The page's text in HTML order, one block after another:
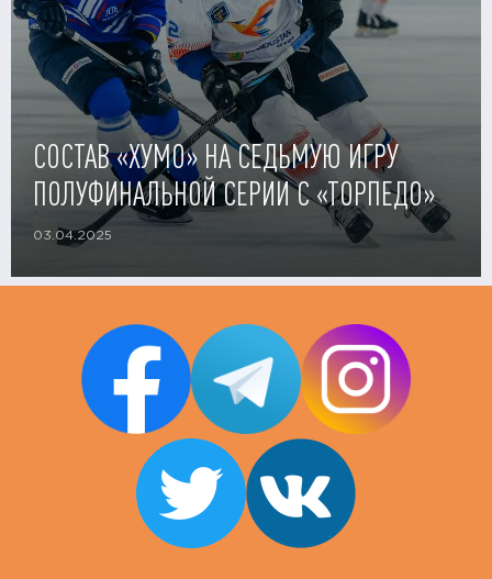
СОСТАВ «ХУМО» НА СЕДЬМУЮ ИГРУ
ПОЛУФИНАЛЬНОЙ СЕРИИ С «ТОРПЕДО»
03.04.2025